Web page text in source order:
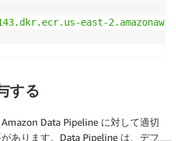
east-
する
Data Pipeline に対して適切
あります。Data Pipeline は、デフ